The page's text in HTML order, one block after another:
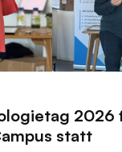
2026
statt